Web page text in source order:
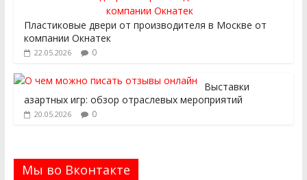
Пластиковые двери от производителя в Москве от
компании Окнатек
22.05.2026 0
Выставки
азартных игр: обзор отраслевых мероприятий
20.05.2026 0
Мы во Вконтакте